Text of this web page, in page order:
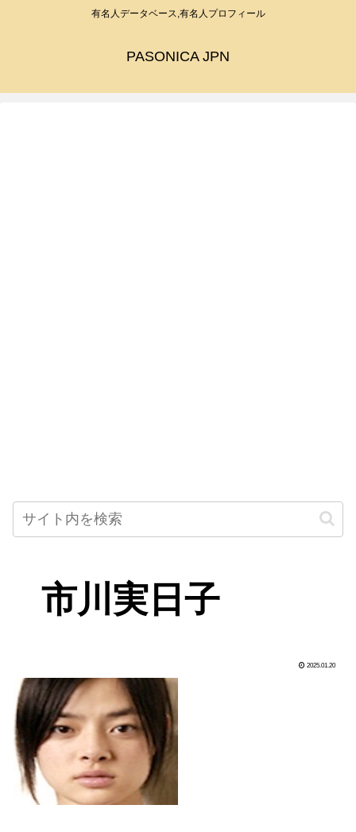
有名人データベース,有名人プロフィール
PASONICA JPN
市川実日子
2025.01.20